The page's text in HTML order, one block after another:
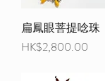
扁鳳眼菩提唸珠
價格
HK$2,800.00